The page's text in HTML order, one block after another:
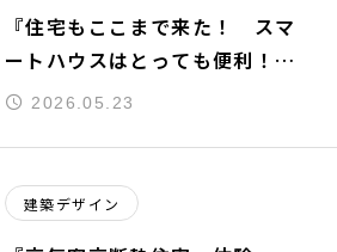
『住宅もここまで来た！ スマ
ートハウスはとっても便利！』
～日野市新井７号棟～
2026.05.23
建築デザイン